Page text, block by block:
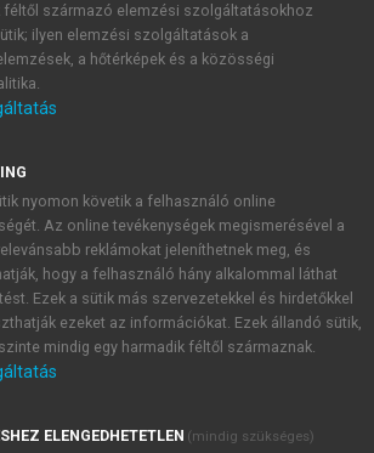
a MeRSZ újdonságairól, akcióiról.
az Akadémiai Kiadó Zrt. újdonságairól,
tájékoztatóbanfoglaltakat tudomásul
féltől származó elemzési szolgáltatásokhoz
ilyen elemzési szolgáltatások a
a hőtérképek és a közösségi
nyomon követik a felhasználó online
Az online tevékenységek megismerésével a
reklámokat jeleníthetnek meg, és
hogy a felhasználó hány alkalommal láthat
Ezek a sütik más szervezetekkel és hirdetőkkel
ezeket az információkat. Ezek állandó sütik,
mindig egy harmadik féltől származnak.
ELENGEDHETETLEN (mindig szükséges)